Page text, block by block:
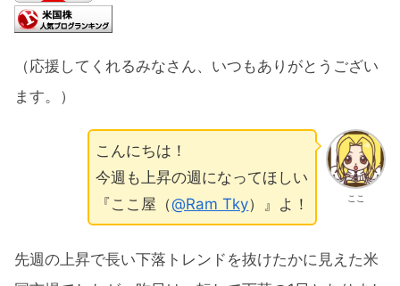
（応援してくれるみなさん、いつもありがとうござい
ます。）
ここ
こんにちは！
今週も上昇の週になってほしい
『ここ屋（@Ram Tky）』よ！
先週の上昇で長い下落トレンドを抜けたかに見えた米